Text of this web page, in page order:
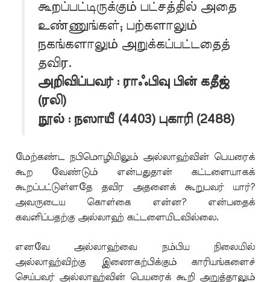
கூறப்பட்டிருக்கும் பட்சத்தில் அதை
உண்ணுங்கள்; பற்களாலும்
நகங்களாலும் அறுக்கப்பட்டதைத்
தவிர.
அறிவிப்பவர் : ராஃபிவு பின் கதீஜ்
(ரலி)
நூல் : நஸாயீ (4403) புகாரி (2488)
மேற்கண்ட நபிமொழியிலும் அல்லாஹ்வின் பெயரைக்
கூற வேண்டும் என்பதுதான் கட்டளையாகக்
கூறப்பட்டுள்ளதே தவிர அதனைக் கூறுபவர் யார்?
அவருடைய கொள்கை என்ன? என்பதைக்
கவனிப்பதற்கு அல்லாஹ் கட்டளையிடவில்லை.
எனவே அல்லாஹ்வை நம்பிய நிலையில்
அல்லாஹ்விற்கு இணைகற்பிக்கும் காரியங்களைச்
செய்பவர் அல்லாஹ்வின் பெயரைக் கூறி அறுத்தாலும்